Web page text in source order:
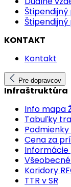
Štipendijný
KONTAKT
Kontakt
Pre dopravcov
Infraštruktúra
Info mapa
Tabuľky
Cena za
Koridory
TTR v SR